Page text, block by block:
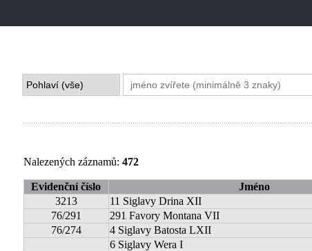
Nalezených záznamů: 472
Evidenční číslo Jméno
3213
11 Siglavy Drina XII
76/291
291 Favory Montana VII
76/274
4 Siglavy Batosta LXII
6 Siglavy Wera I